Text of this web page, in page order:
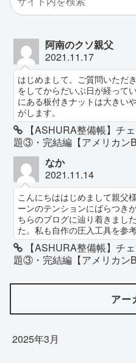
阿南のクソ親父
2021.11.17
はじめまして。ご質問いただ
をしてからだいぶ日が経って
にある板付きナットは大きい
がします。
【ASHURA整備帳】チ
題③・完結編【アメリカン
なか
2021.11.14
こんにちははじめまして親父
ーンのテンションにばらつき
ちらのブログに辿り着きまし
た。私も自作の圧入工具を参
【ASHURA整備帳】チ
題③・完結編【アメリカン
アー
2025年3月